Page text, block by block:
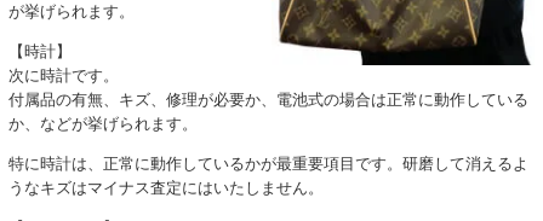
が挙げられます。
【時計】
次に時計です。
付属品の有無、キズ、修理が必要か、電池式の場合は正常に動作している
か、などが挙げられます。
特に時計は、正常に動作しているかが最重要項目です。研磨して消えるよ
うなキズはマイナス査定にはいたしません。